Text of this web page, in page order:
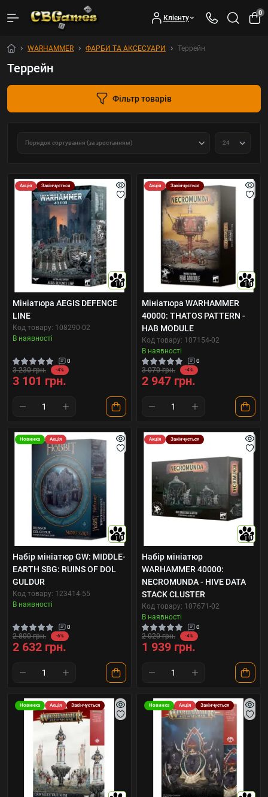
Клієнту
0
WARHAMMER ФАРБИ ТА АКСЕСУАРИ Террейн
Террейн
Фільтр товарів
Акція Закінчується
10
Мініатюра AEGIS DEFENCE
LINE
Код товару: 108290-02
В наявності
0
3 230 грн. -4%
3 101 грн.
Акція Закінчується
10
Мініатюра WARHAMMER
40000: THATOS PATTERN -
HAB MODULE
Код товару: 107154-02
В наявності
0
3 070 грн. -4%
2 947 грн.
Новинка Акція
10
Набір мініатюр GW: MIDDLE-
EARTH SBG: RUINS OF DOL
GULDUR
Код товару: 123414-55
В наявності
0
2 800 грн. -6%
2 632 грн.
Акція Закінчується
10
Набір мініатюр
WARHAMMER 40000:
NECROMUNDA - HIVE DATA
STACK CLUSTER
Код товару: 107671-02
В наявності
0
2 020 грн. -4%
1 939 грн.
Новинка Акція Закінчується Новинка Акція Закінчується